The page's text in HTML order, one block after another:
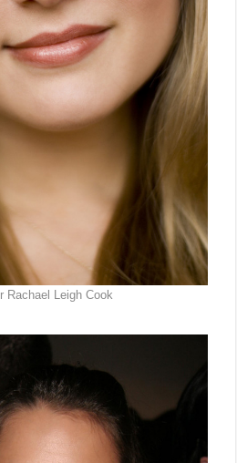
Rachael Leigh Cook